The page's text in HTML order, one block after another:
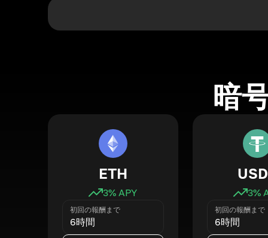
暗
ETH
3% APY
初回の報酬まで
6時間
3%
初回の報酬まで
6時間